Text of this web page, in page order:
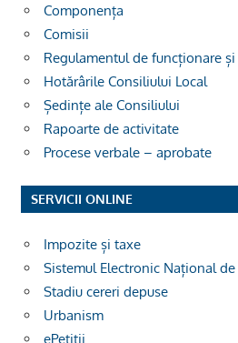
Componența
Comisii
Regulamentul de funcționare
Hotărârile Consiliului Local
Ședințe ale Consiliului
Rapoarte de activitate
Procese verbale – aprobate
SERVICII ONLINE
Impozite și taxe
Sistemul Electronic Național de
Stadiu cereri depuse
Urbanism
ePetiții